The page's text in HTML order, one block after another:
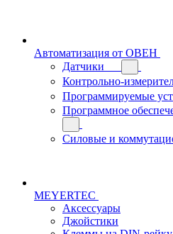
Автоматизация от ОВЕН
Датчики
Контрольно-
Программируемые
Программное
Силовые и
MEYERTEC
Аксессуары
Джойстики